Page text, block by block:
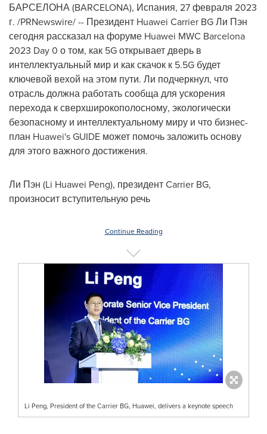
БАРСЕЛОНА (BARCELONA), Испания, 27 февраля 2023
г. /PRNewswire/ -- Президент Huawei Carrier BG Ли Пэн
сегодня рассказал на форуме Huawei MWC Barcelona
2023 Day 0 о том, как 5G открывает дверь в
интеллектуальный мир и как скачок к 5.5G будет
ключевой вехой на этом пути. Ли подчеркнул, что
отрасль должна работать сообща для ускорения
перехода к сверхширокополосному, экологически
безопасному и интеллектуальному миру и что бизнес-
план Huawei's GUIDE может помочь заложить основу
для этого важного достижения.
Ли Пэн (Li Huawei Peng), президент Carrier BG,
произносит вступительную речь
Continue Reading
Li Peng, President of the Carrier BG, Huawei, delivers a keynote speech